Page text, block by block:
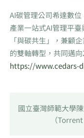
AI碳管理公司希達數
產業一站式AI管理平
「與碳共生」，兼顧
的雙軸轉型，共同邁
https://www.cedars-
國立臺灣師範大學
（